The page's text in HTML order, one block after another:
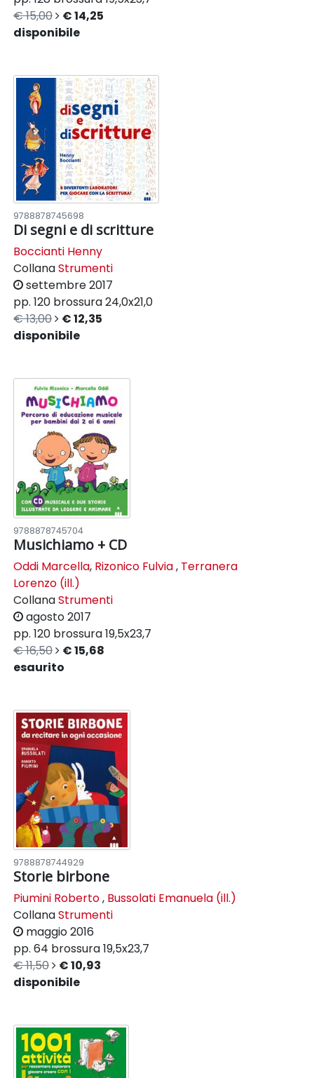
€ 15,00
€ 14,25
disponibile
9788878745698
Di segni e di scritture
Boccianti Henny
CollanaStrumenti
settembre 2017
pp. 120 brossura24,0x21,0
€ 13,00
€ 12,35
disponibile
9788878745704
Musichiamo + CD
Oddi Marcella, Rizonico Fulvia, Terranera
Lorenzo (ill.)
CollanaStrumenti
agosto 2017
pp. 120 brossura19,5x23,7
€ 16,50
€ 15,68
esaurito
9788878744929
Storie birbone
Piumini Roberto, Bussolati Emanuela (ill.)
CollanaStrumenti
maggio 2016
pp. 64 brossura19,5x23,7
€ 11,50
€ 10,93
disponibile